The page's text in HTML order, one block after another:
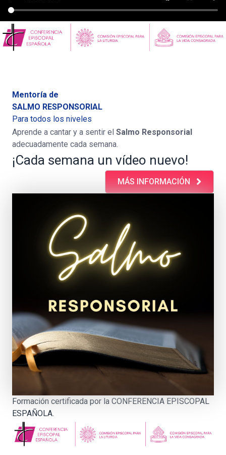
Mentoría de
SALMO RESPONSORIAL
Para todos los niveles
Aprende a cantar y a sentir el Salmo Responsorial
adecuadamente cada semana.
¡Cada semana un vídeo nuevo!
MÁS INFORMACIÓN
Formación certificada por la CONFERENCIA EPISCOPAL
ESPAÑOLA.